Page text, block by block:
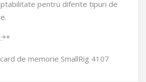
pentru diferite tipuri de
de memorie SmallRig 4107